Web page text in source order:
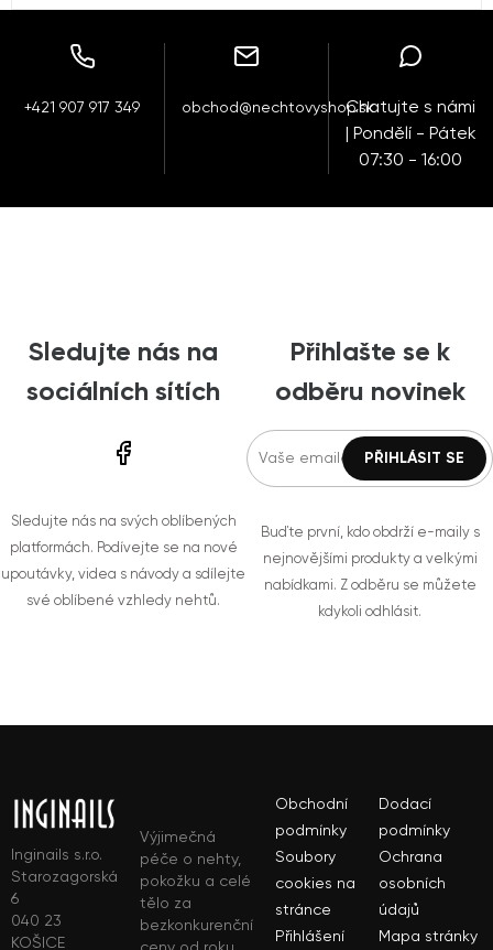
+421 907 917 349 obchod@nechtovyshop.skChatujte s námi
| Pondělí - Pátek
07:30 - 16:00
Sledujte nás na
sociálních sítích
Sledujte nás na svých oblíbených
platformách. Podívejte se na nové
upoutávky, videa s návody a sdílejte
své oblíbené vzhledy nehtů.
Přihlašte se k
odběru novinek
Buďte první, kdo obdrží e-maily s
nejnovějšími produkty a velkými
nabídkami. Z odběru se můžete
kdykoli odhlásit.
Inginails s.r.o.
Starozagorská
6
040 23
KOŠICE
Výjimečná
péče o nehty,
pokožku a celé
tělo za
bezkonkurenční
Obchodní
podmínky
Dodací
podmínky
Soubory
cookies na
stránce
Ochrana
osobních
údajů
Přihlášení
Mapa stránky